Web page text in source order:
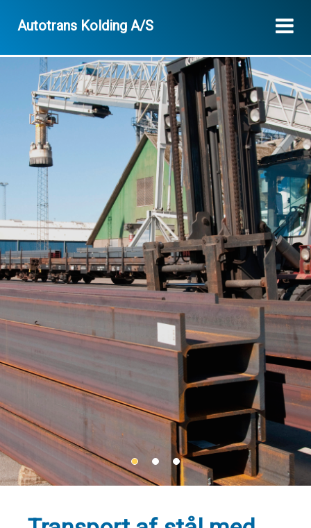
Autotrans Kolding A/S
• • •